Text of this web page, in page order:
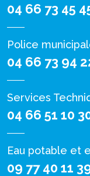
04 66 73 45
Police
04 66 73 94
Services
04 66 51 10
Eau potable et
09 77 40 11